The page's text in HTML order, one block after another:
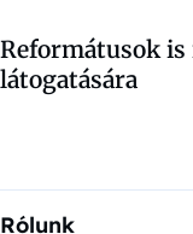
Reformátusok is
látogatására
Rólunk